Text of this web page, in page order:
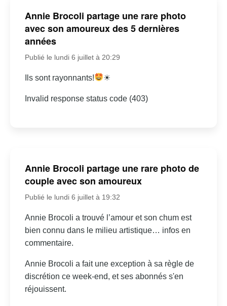
Annie Brocoli partage une rare photo
avec son amoureux des 5 dernières
années
Publié le lundi 6 juillet à 20:29
Ils sont rayonnants! ☀
Invalid response status code (403)
Annie Brocoli partage une rare photo de
couple avec son amoureux
Publié le lundi 6 juillet à 19:32
Annie Brocoli a trouvé l’amour et son chum est
bien connu dans le milieu artistique… infos en
commentaire.
Annie Brocoli a fait une exception à sa règle de
discrétion ce week-end, et ses abonnés s'en
réjouissent.